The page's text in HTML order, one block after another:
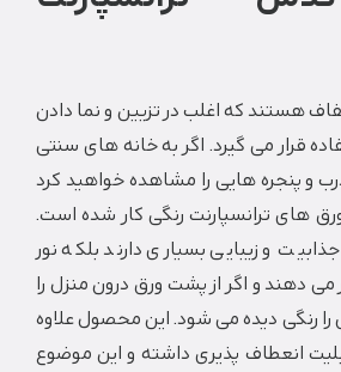
که اغلب در تزیین و نما دادن
گیرد. اگر به خانه های سنتی
هایی را مشاهده خواهید کرد
رنگی کار شده است.
بسیاری دارند بلکه نور
اگر از پشت ورق درون منزل را
می شود. این محصول علاوه
پذیری داشته و این موضوع